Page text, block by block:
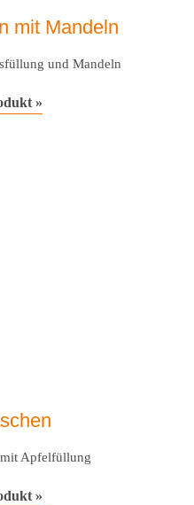
mit Mandeln
und Mandeln
»
Apfelfüllung
»